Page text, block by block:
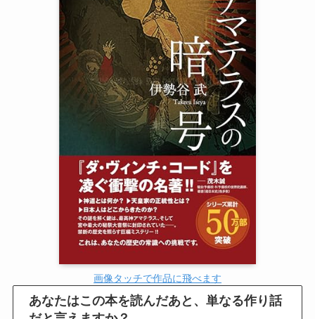
画像タッチで作品に飛べます
あなたはこの本を読んだあと、単なる作り話